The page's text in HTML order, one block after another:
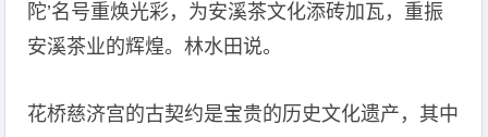
陀’名号重焕光彩，为安溪茶文化添砖加瓦，重振
安溪茶业的辉煌。林水田说。
花桥慈济宫的古契约是宝贵的历史文化遗产，其中